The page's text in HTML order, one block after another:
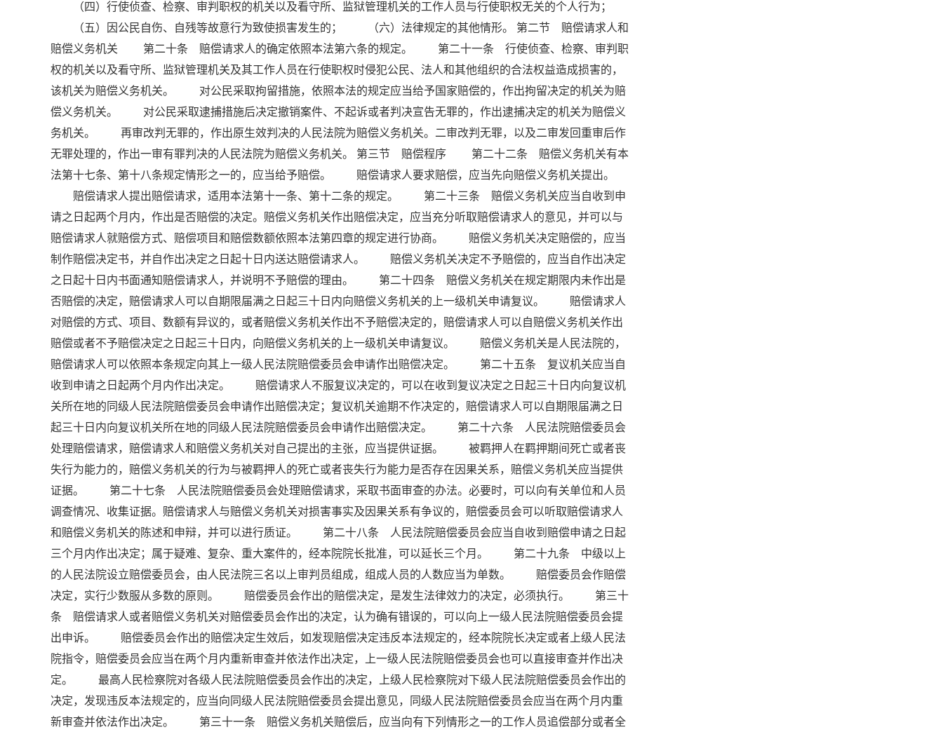
（四）行使侦查、检察、审判职权的机关以及看守所、监狱管理机关的工作人员与行使职权无关的个人行为；
（五）因公民自伤、自残等故意行为致使损害发生的； （六）法律规定的其他情形。 第二节 赔偿请求人和
赔偿义务机关 第二十条 赔偿请求人的确定依照本法第六条的规定。 第二十一条 行使侦查、检察、审判职
权的机关以及看守所、监狱管理机关及其工作人员在行使职权时侵犯公民、法人和其他组织的合法权益造成损害的，
该机关为赔偿义务机关。 对公民采取拘留措施，依照本法的规定应当给予国家赔偿的，作出拘留决定的机关为赔
偿义务机关。 对公民采取逮捕措施后决定撤销案件、不起诉或者判决宣告无罪的，作出逮捕决定的机关为赔偿义
务机关。 再审改判无罪的，作出原生效判决的人民法院为赔偿义务机关。二审改判无罪，以及二审发回重审后作
无罪处理的，作出一审有罪判决的人民法院为赔偿义务机关。 第三节 赔偿程序 第二十二条 赔偿义务机关有本
法第十七条、第十八条规定情形之一的，应当给予赔偿。 赔偿请求人要求赔偿，应当先向赔偿义务机关提出。
赔偿请求人提出赔偿请求，适用本法第十一条、第十二条的规定。 第二十三条 赔偿义务机关应当自收到申
请之日起两个月内，作出是否赔偿的决定。赔偿义务机关作出赔偿决定，应当充分听取赔偿请求人的意见，并可以与
赔偿请求人就赔偿方式、赔偿项目和赔偿数额依照本法第四章的规定进行协商。 赔偿义务机关决定赔偿的，应当
制作赔偿决定书，并自作出决定之日起十日内送达赔偿请求人。 赔偿义务机关决定不予赔偿的，应当自作出决定
之日起十日内书面通知赔偿请求人，并说明不予赔偿的理由。 第二十四条 赔偿义务机关在规定期限内未作出是
否赔偿的决定，赔偿请求人可以自期限届满之日起三十日内向赔偿义务机关的上一级机关申请复议。 赔偿请求人
对赔偿的方式、项目、数额有异议的，或者赔偿义务机关作出不予赔偿决定的，赔偿请求人可以自赔偿义务机关作出
赔偿或者不予赔偿决定之日起三十日内，向赔偿义务机关的上一级机关申请复议。 赔偿义务机关是人民法院的，
赔偿请求人可以依照本条规定向其上一级人民法院赔偿委员会申请作出赔偿决定。 第二十五条 复议机关应当自
收到申请之日起两个月内作出决定。 赔偿请求人不服复议决定的，可以在收到复议决定之日起三十日内向复议机
关所在地的同级人民法院赔偿委员会申请作出赔偿决定；复议机关逾期不作决定的，赔偿请求人可以自期限届满之日
起三十日内向复议机关所在地的同级人民法院赔偿委员会申请作出赔偿决定。 第二十六条 人民法院赔偿委员会
处理赔偿请求，赔偿请求人和赔偿义务机关对自己提出的主张，应当提供证据。 被羁押人在羁押期间死亡或者丧
失行为能力的，赔偿义务机关的行为与被羁押人的死亡或者丧失行为能力是否存在因果关系，赔偿义务机关应当提供
证据。 第二十七条 人民法院赔偿委员会处理赔偿请求，采取书面审查的办法。必要时，可以向有关单位和人员
调查情况、收集证据。赔偿请求人与赔偿义务机关对损害事实及因果关系有争议的，赔偿委员会可以听取赔偿请求人
和赔偿义务机关的陈述和申辩，并可以进行质证。 第二十八条 人民法院赔偿委员会应当自收到赔偿申请之日起
三个月内作出决定；属于疑难、复杂、重大案件的，经本院院长批准，可以延长三个月。 第二十九条 中级以上
的人民法院设立赔偿委员会，由人民法院三名以上审判员组成，组成人员的人数应当为单数。 赔偿委员会作赔偿
决定，实行少数服从多数的原则。 赔偿委员会作出的赔偿决定，是发生法律效力的决定，必须执行。 第三十
条 赔偿请求人或者赔偿义务机关对赔偿委员会作出的决定，认为确有错误的，可以向上一级人民法院赔偿委员会提
出申诉。 赔偿委员会作出的赔偿决定生效后，如发现赔偿决定违反本法规定的，经本院院长决定或者上级人民法
院指令，赔偿委员会应当在两个月内重新审查并依法作出决定，上一级人民法院赔偿委员会也可以直接审查并作出决
定。 最高人民检察院对各级人民法院赔偿委员会作出的决定，上级人民检察院对下级人民法院赔偿委员会作出的
决定，发现违反本法规定的，应当向同级人民法院赔偿委员会提出意见，同级人民法院赔偿委员会应当在两个月内重
新审查并依法作出决定。 第三十一条 赔偿义务机关赔偿后，应当向有下列情形之一的工作人员追偿部分或者全